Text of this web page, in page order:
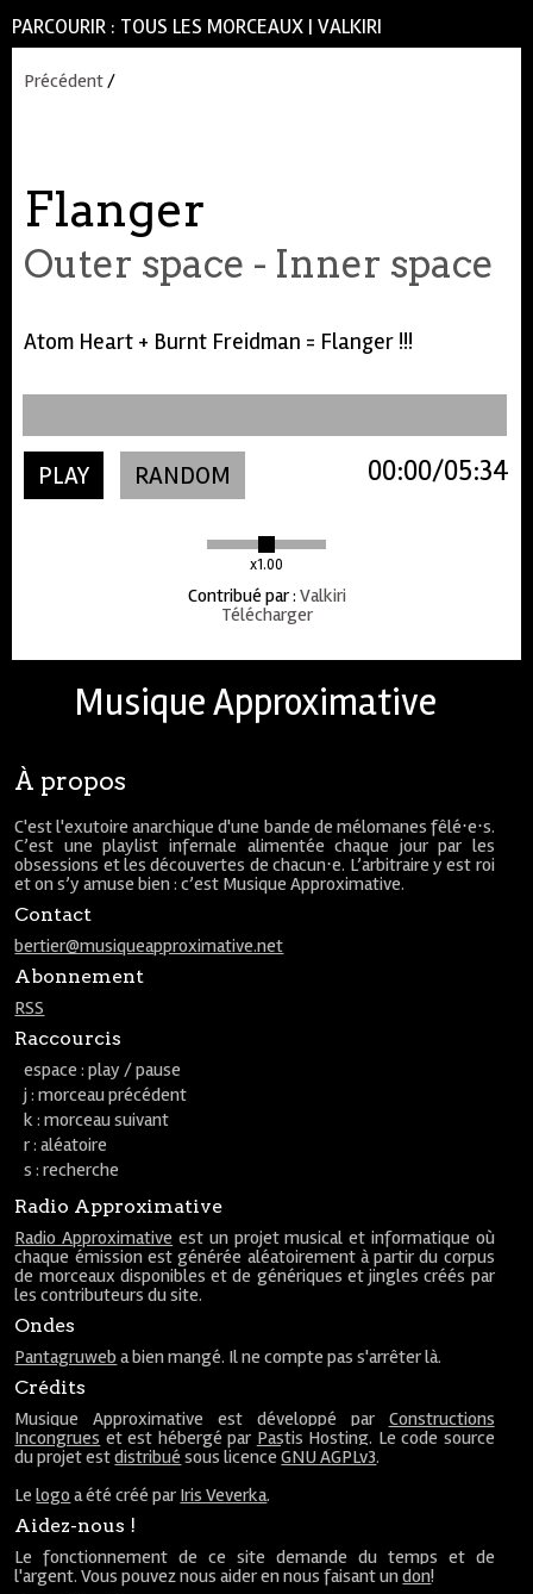
PARCOURIR : TOUS LES MORCEAUX | VALKIRI
Précédent/
Flanger
Outer space - Inner space
Atom Heart + Burnt Freidman = Flanger !!!
PLAY RANDOM
x1.00
05:34
00:00
Contribué par: Valkiri
Télécharger
Musique Approximative
À propos
C'est l'exutoire anarchique d'une bande de mélomanes fêlé⋅e⋅s.
C’est une playlist infernale alimentée chaque jour par les
obsessions et les découvertes de chacun⋅e. L’arbitraire y est roi
et on s’y amuse bien : c’est Musique Approximative.
Contact
bertier@musiqueapproximative.net
Abonnement
RSS
Raccourcis
espace : play / pause
j : morceau précédent
k : morceau suivant
r : aléatoire
s : recherche
Radio Approximative
Radio Approximative est un projet musical et informatique où
chaque émission est générée aléatoirement à partir du corpus
de morceaux disponibles et de génériques et jingles créés par
les contributeurs du site.
Ondes
Pantagruweb a bien mangé. Il ne compte pas s'arrêter là.
Crédits
Musique Approximative est développé par Constructions
Incongrues et est hébergé par Pastis Hosting. Le code source
du projet estdistribué sous licenceGNU AGPLv3.
Lelogo a été créé par Iris Veverka.
Aidez-nous !
Le fonctionnement de ce site demande du temps et de
l'argent. Vous pouvez nous aider en nous faisant undon!